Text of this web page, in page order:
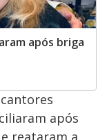
após briga
após